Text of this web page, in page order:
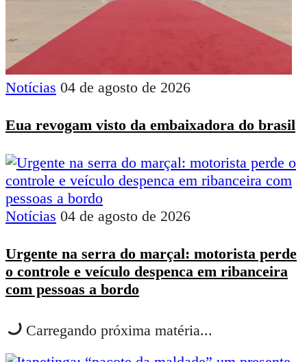
Notícias 04 de agosto de 2026
Eua revogam visto da embaixadora do brasil
Notícias 04 de agosto de 2026
Urgente na serra do marçal: motorista perde
o controle e veículo despenca em ribanceira
com pessoas a bordo
Carregando próxima matéria...